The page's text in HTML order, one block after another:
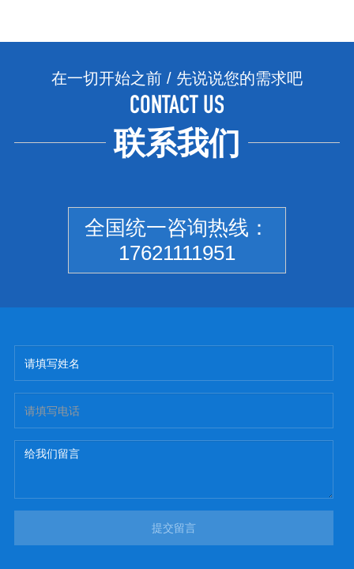
在一切开始之前 / 先说说您的需求吧
CONTACT US
联系我们
全国统一咨询热线：
17621111951
提交留言